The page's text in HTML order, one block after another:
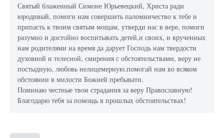
Святый блаженный Симоне Юрьевецкий, Христа ради
юродивый, помоги нам совершить паломничество к тебе и
припасть к твоим святым мощам, утверди нас в вере, помоги
разумно и достойно воспитывать детей,и своих, и врученных
нам родителями на время да дарует Господь нам твердости
духовной и телесной, смирения с обстоятельствами, веру не
постыдную, любовь нелицемерную.помогай нам во всяком
обстоянии в милости Божией пребывати.
Поминаю честные твои страдания за веру Православную!
Благодарю тебя за помощь в прошлых обстоятельствах!